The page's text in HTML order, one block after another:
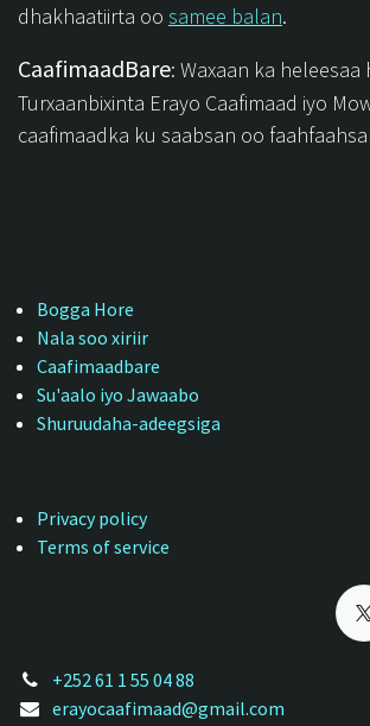
dhakhaatiirta oo samee balan.
CaafimaadBare: Waxaan ka heleesaa
Turxaanbixinta Erayo Caafimaad iyo
caafimaadka ku saabsan oo
Bogga Hore
Nala soo xiriir
Caafimaadbare
Su'aalo iyo Jawaabo
Shuruudaha-adeegsiga
Privacy policy
Terms of service
+252 61 1 55 04 88
erayocaafimaad@gmail.com